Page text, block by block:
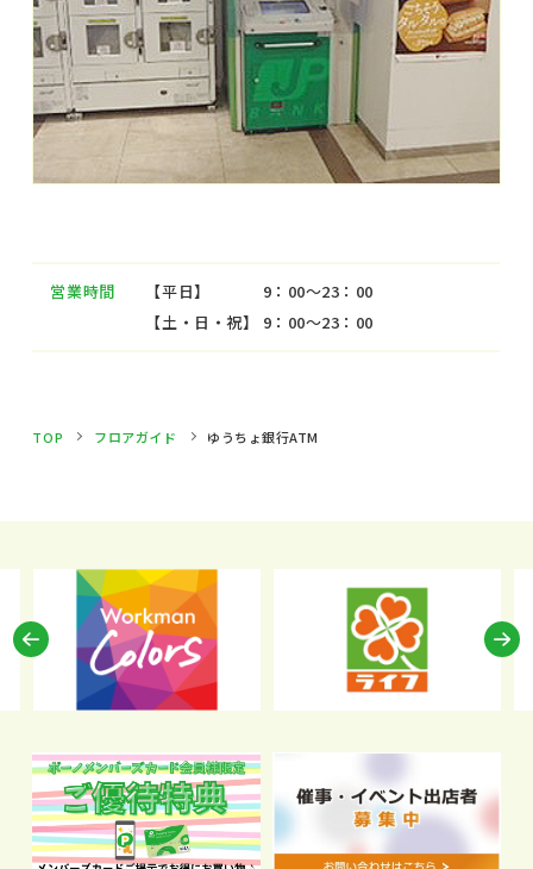
営業時間
【平日】 9：00～23：00
【土・日・祝】 9：00～23：00
TOP フロアガイド ゆうちょ銀行ATM
Previous